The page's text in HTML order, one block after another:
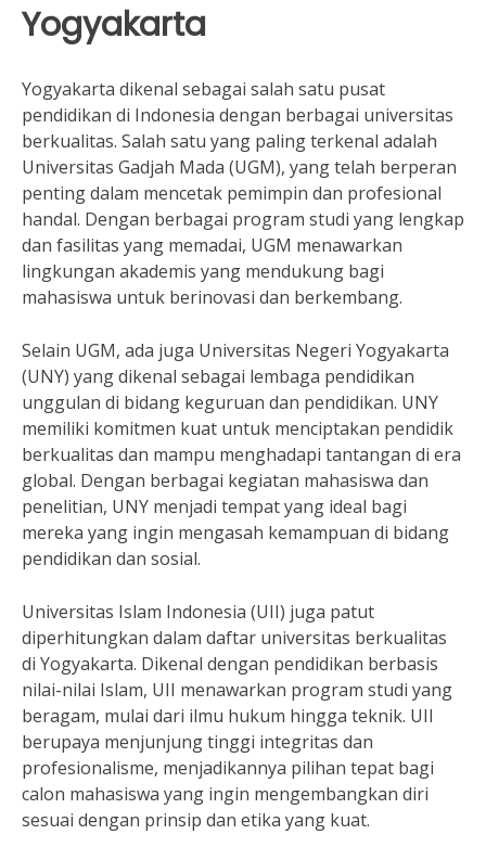
Yogyakarta
Yogyakarta dikenal sebagai salah satu pusat
pendidikan di Indonesia dengan berbagai universitas
berkualitas. Salah satu yang paling terkenal adalah
Universitas Gadjah Mada (UGM), yang telah berperan
penting dalam mencetak pemimpin dan profesional
handal. Dengan berbagai program studi yang lengkap
dan fasilitas yang memadai, UGM menawarkan
lingkungan akademis yang mendukung bagi
mahasiswa untuk berinovasi dan berkembang.
Selain UGM, ada juga Universitas Negeri Yogyakarta
(UNY) yang dikenal sebagai lembaga pendidikan
unggulan di bidang keguruan dan pendidikan. UNY
memiliki komitmen kuat untuk menciptakan pendidik
berkualitas dan mampu menghadapi tantangan di era
global. Dengan berbagai kegiatan mahasiswa dan
penelitian, UNY menjadi tempat yang ideal bagi
mereka yang ingin mengasah kemampuan di bidang
pendidikan dan sosial.
Universitas Islam Indonesia (UII) juga patut
diperhitungkan dalam daftar universitas berkualitas
di Yogyakarta. Dikenal dengan pendidikan berbasis
nilai-nilai Islam, UII menawarkan program studi yang
beragam, mulai dari ilmu hukum hingga teknik. UII
berupaya menjunjung tinggi integritas dan
profesionalisme, menjadikannya pilihan tepat bagi
calon mahasiswa yang ingin mengembangkan diri
sesuai dengan prinsip dan etika yang kuat.